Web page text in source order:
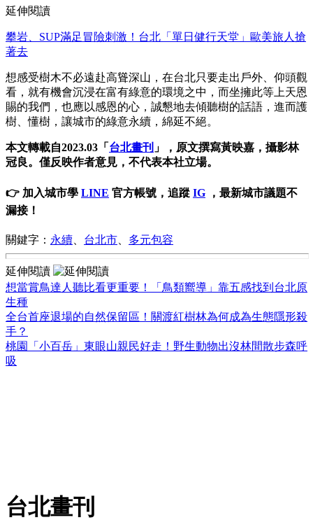
延伸閱讀
攀岩、SUP滿足冒險刺激！台北「單日健行天堂」歐美旅人搶
著去
想感受樹木不必遠赴高聳深山，在台北只要走出戶外、仰頭觀
看，就有機會沉浸在富有綠意的環境之中，而坐擁此等上天恩
賜的我們，也應以感恩的心，誠懇地去傾聽樹的話語，進而護
樹、懂樹，讓城市的綠意永續，綿延不絕。
本文轉載自2023.03「 台北畫刊 」，原文撰寫黃映嘉，攝影林
冠良。僅反映作者意見，不代表本社立場。
👉 加入城市學 LINE 官方帳號，追蹤 IG ，最新城市議題不
漏接！
關鍵字： 永續 台北市 多元包容
延伸閱讀
想當賞鳥達人聽比看更重要！「鳥類嚮導」靠五感找到台北原
生種
全台首座退場的自然保留區！關渡紅樹林為何成為生態隱形殺
手？
桃園「小百岳」東眼山親民好走！野生動物出沒林間散步森呼
吸
台北畫刊